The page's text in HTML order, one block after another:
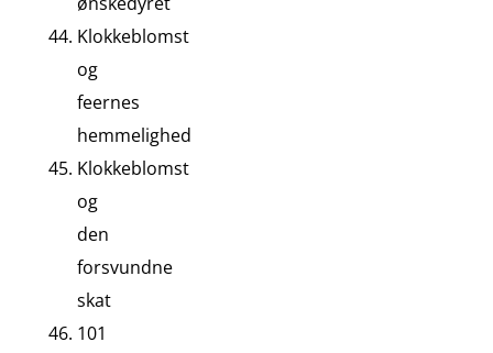
Klokkeblomst
og
feernes
hemmelighed
Klokkeblomst
og
den
forsvundne
skat
101